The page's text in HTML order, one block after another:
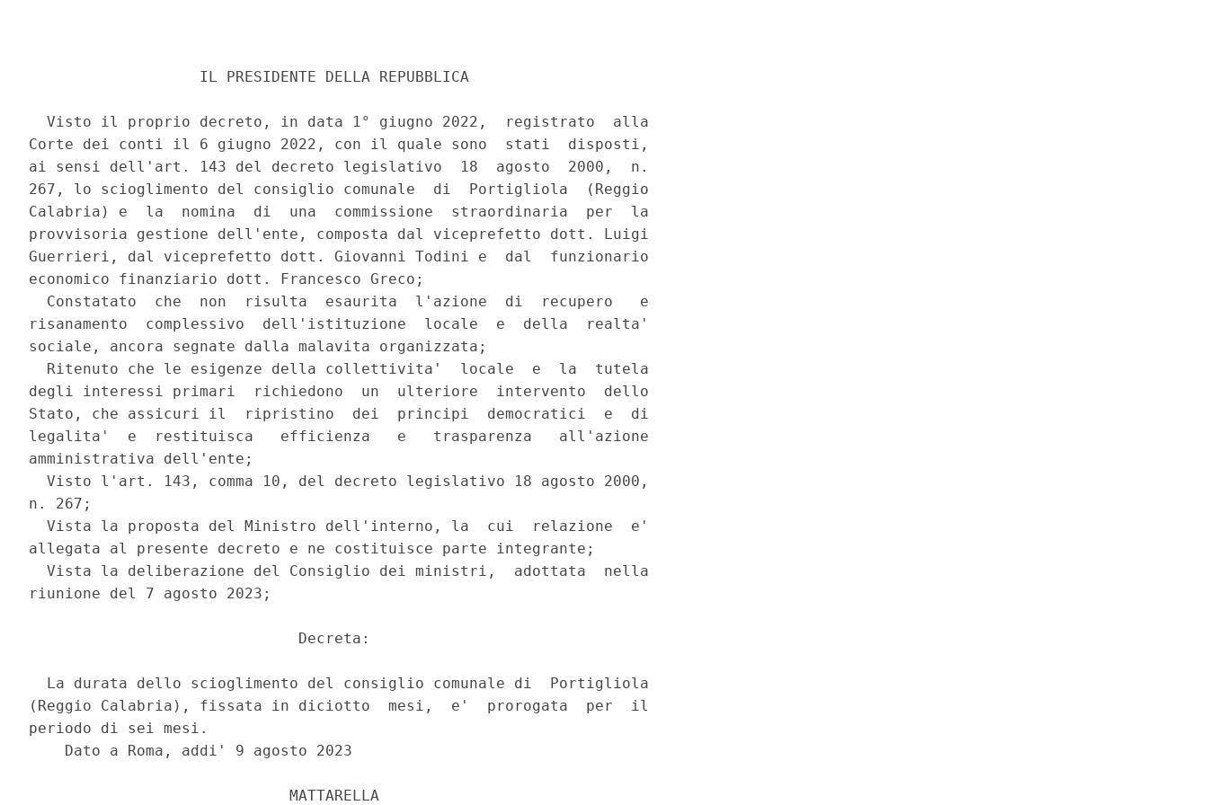
                   IL PRESIDENTE DELLA REPUBBLICA
  Visto il proprio decreto, in data 1° giugno 2022,  registrato  alla
Corte dei conti il 6 giugno 2022, con il quale sono  stati  disposti,
ai sensi dell'art. 143 del decreto legislativo  18  agosto  2000,  n.
267, lo scioglimento del consiglio comunale  di  Portigliola  (Reggio
Calabria) e  la  nomina  di  una  commissione  straordinaria  per  la
provvisoria gestione dell'ente, composta dal viceprefetto dott. Luigi
Guerrieri, dal viceprefetto dott. Giovanni Todini e  dal  funzionario
economico finanziario dott. Francesco Greco;
  Constatato  che  non  risulta  esaurita  l'azione  di  recupero   e
risanamento  complessivo  dell'istituzione  locale  e  della  realta'
sociale, ancora segnate dalla malavita organizzata;
  Ritenuto che le esigenze della collettivita'  locale  e  la  tutela
degli interessi primari  richiedono  un  ulteriore  intervento  dello
Stato, che assicuri il  ripristino  dei  principi  democratici  e  di
legalita'  e  restituisca   efficienza   e   trasparenza   all'azione
amministrativa dell'ente;
  Visto l'art. 143, comma 10, del decreto legislativo 18 agosto 2000,
n. 267;
  Vista la proposta del Ministro dell'interno, la  cui  relazione  e'
allegata al presente decreto e ne costituisce parte integrante;
  Vista la deliberazione del Consiglio dei ministri,  adottata  nella
riunione del 7 agosto 2023;
                              Decreta:
  La durata dello scioglimento del consiglio comunale di  Portigliola
(Reggio Calabria), fissata in diciotto  mesi,  e'  prorogata  per  il
periodo di sei mesi.
    Dato a Roma, addi' 9 agosto 2023
                             MATTARELLA